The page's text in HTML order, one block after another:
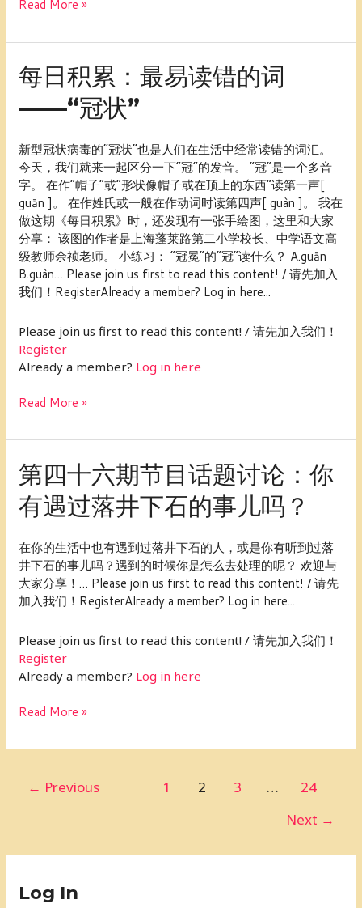
Read More »
每日积累：最易读错的词
——“冠状”
新型冠状病毒的“冠状”也是人们在生活中经常读错的词汇。
今天，我们就来一起区分一下“冠”的发音。 “冠”是一个多音
字。 在作“帽子”或“形状像帽子或在顶上的东西”读第一声[
guān ]。 在作姓氏或一般在作动词时读第四声[ guàn ]。 我在
做这期《每日积累》时，还发现有一张手绘图，这里和大家
分享： 该图的作者是上海蓬莱路第二小学校长、中学语文高
级教师余祯老师。 小练习： “冠冕”的“冠”读什么？ A.guān
B.guàn… Please join us first to read this content! / 请先加入
我们！RegisterAlready a member? Log in here...
Please join us first to read this content! / 请先加入我们！
Register
Already a member? Log in here
每
日
最
易
读
错
的
词
——“冠
状”
Read More »
第四十六期节目话题讨论：你
有遇过落井下石的事儿吗？
在你的生活中也有遇到过落井下石的人，或是你有听到过落
井下石的事儿吗？遇到的时候你是怎么去处理的呢？ 欢迎与
大家分享！… Please join us first to read this content! / 请先
加入我们！RegisterAlready a member? Log in here...
Please join us first to read this content! / 请先加入我们！
Register
Already a member? Log in here
第
四
十
六
节
目
话
题
论：
你
有
过
井
石
吗？
Read More »
← Previous 1 2 3 …
24
Next →
Log In